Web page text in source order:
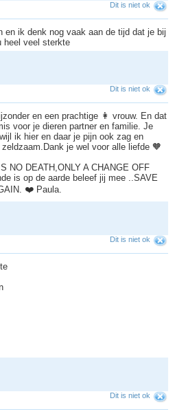
Dit is niet ok
en ik denk nog vaak aan de tijd dat je bij
heel veel sterkte
Dit is niet ok
en een prachtige 👩 vrouw. En dat
voor je dieren partner en familie. Je
ik hier en daar je pijn ook zag en
je wel voor alle liefde 🧡
NO DEATH,ONLY A CHANGE OFF
is op de aarde beleef jij mee ..SAVE
❤️ Paula.
Dit is niet ok
Dit is niet ok